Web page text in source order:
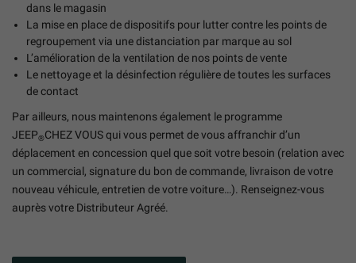
dans le magasin
La mise en place de dispositifs pour lutter contre les points de
regroupement via une distanciation par marque au sol
L’amélioration de la ventilation de nos points de vente
Le nettoyage et la désinfection régulière de toutes les surfaces
de contact
Par ailleurs, nous maintenons également le programme
JEEP®CHEZ VOUS qui vous permet de vous affranchir d’un
déplacement en concession quel que soit votre besoin (relation avec
un commercial, signature du bon de commande, livraison de votre
nouveau véhicule, entretien de votre voiture…). Renseignez-vous
auprès votre Distributeur Agréé.